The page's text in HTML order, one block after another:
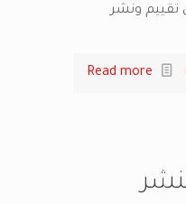
تقييم ونشر
Read more